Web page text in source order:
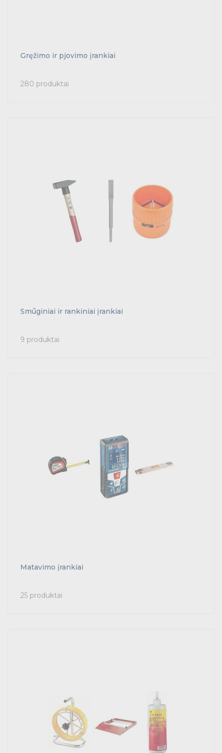
Gręžimo ir pjovimo įrankiai
280 produktai
Smūginiai ir rankiniai įrankiai
9 produktai
Matavimo įrankiai
25 produktai